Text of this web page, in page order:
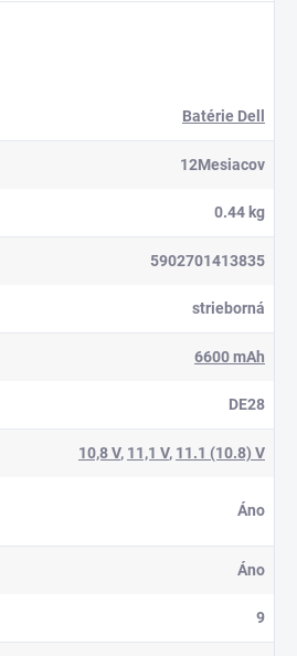
Batérie Dell
12Mesiacov
0.44 kg
5902701413835
strieborná
6600 mAh
DE28
10,8 V, 11,1 V, 11.1 (10.8) V
Áno
Áno
9